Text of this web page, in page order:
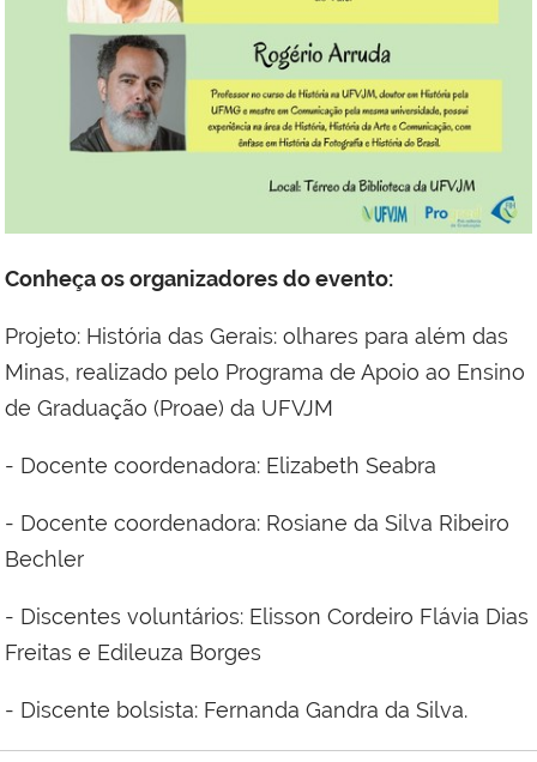
Conheça os organizadores do evento:
Projeto: História das Gerais: olhares para além das
Minas, realizado pelo Programa de Apoio ao Ensino
de Graduação (Proae) da UFVJM
- Docente coordenadora: Elizabeth Seabra
- Docente coordenadora: Rosiane da Silva Ribeiro
Bechler
- Discentes voluntários: Elisson Cordeiro Flávia Dias
Freitas e Edileuza Borges
- Discente bolsista: Fernanda Gandra da Silva.